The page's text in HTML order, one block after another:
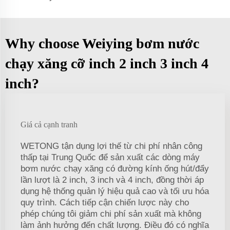
Why choose Weiying bơm nước
chạy xăng cỡ inch 2 inch 3 inch 4
inch?
Giá cả cạnh tranh
WETONG tận dụng lợi thế từ chi phí nhân công
thấp tại Trung Quốc để sản xuất các dòng máy
bơm nước chạy xăng có đường kính ống hút/đẩy
lần lượt là 2 inch, 3 inch và 4 inch, đồng thời áp
dụng hệ thống quản lý hiệu quả cao và tối ưu hóa
quy trình. Cách tiếp cận chiến lược này cho
phép chúng tôi giảm chi phí sản xuất mà không
làm ảnh hưởng đến chất lượng. Điều đó có nghĩa